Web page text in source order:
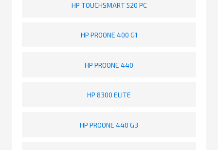
HP TOUCHSMART 520 PC
HP PROONE 400 G1
HP PROONE 440
HP 8300 ELITE
HP PROONE 440 G3